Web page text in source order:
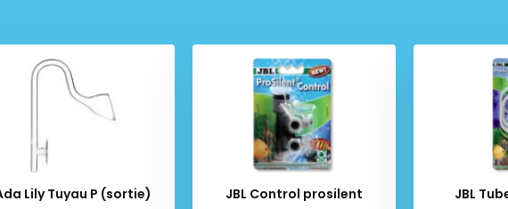
Lily Tuyau P (sortie) JBL Control prosilent JBL